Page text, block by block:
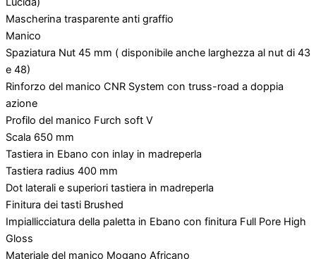
Mascherina trasparente anti graffio
Manico
Spaziatura Nut 45 mm ( disponibile anche larghezza al nut di 43
e 48)
Rinforzo del manico CNR System con truss-road a doppia
azione
Profilo del manico Furch soft V
Scala 650 mm
Tastiera in Ebano con inlay in madreperla
Tastiera radius 400 mm
Dot laterali e superiori tastiera in madreperla
Finitura dei tasti Brushed
Impiallicciatura della paletta in Ebano con finitura Full Pore High
Gloss
Materiale del manico Mogano Africano